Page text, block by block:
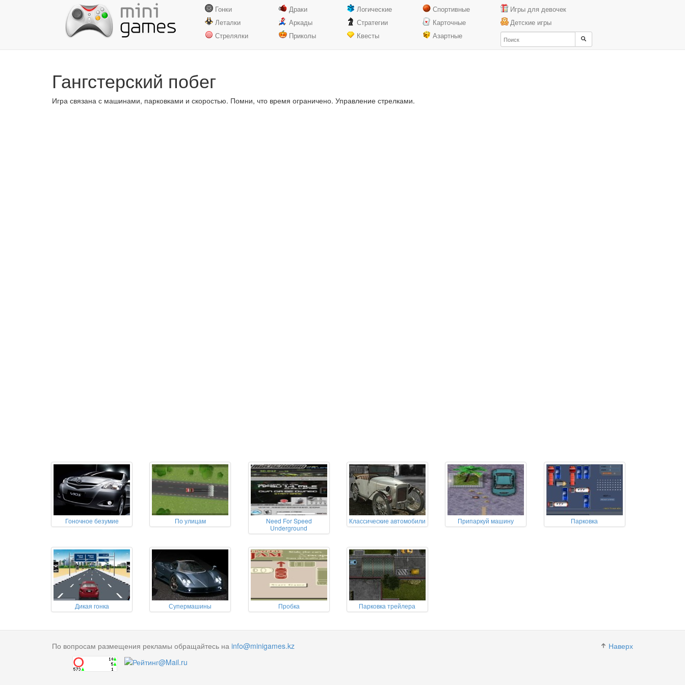
Гонки
Леталки
Стрелялки
Драки
Аркады
Приколы
Логические
Стратегии
Квесты
Спортивные
Карточные
Азартные
Игры для девочек
Детские игры
Гангстерский побег
Игра связана с машинами, парковками и скоростью. Помни, что время ограничено. Управление стрелками.
Гоночное безумие По улицам
Need For Speed
Underground
Классические автомобили Припаркуй машину Парковка
Дикая гонка Супермашины Пробка Парковка трейлера
Наверх
По вопросам размещения рекламы обращайтесь на info@minigames.kz